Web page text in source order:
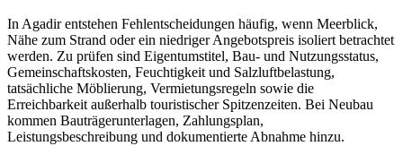
In Agadir entstehen Fehlentscheidungen häufig, wenn Meerblick,
Nähe zum Strand oder ein niedriger Angebotspreis isoliert betrachtet
werden. Zu prüfen sind Eigentumstitel, Bau- und Nutzungsstatus,
Gemeinschaftskosten, Feuchtigkeit und Salzluftbelastung,
tatsächliche Möblierung, Vermietungsregeln sowie die
Erreichbarkeit außerhalb touristischer Spitzenzeiten. Bei Neubau
kommen Bauträgerunterlagen, Zahlungsplan,
Leistungsbeschreibung und dokumentierte Abnahme hinzu.